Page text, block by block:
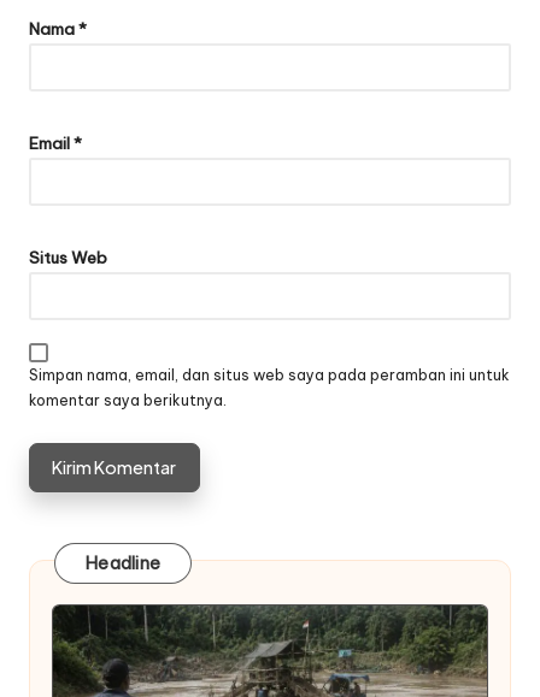
Nama*
Email*
Situs Web
Simpan nama, email, dan situs web saya pada peramban ini untuk
komentar saya berikutnya.
Headline